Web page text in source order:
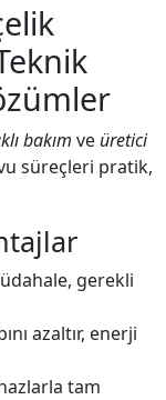
bakım ve üretici
süreçleri pratik,
gerekli
azaltır, enerji
tam